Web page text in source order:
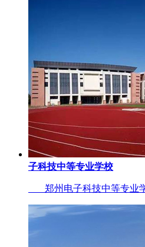
子科技中等专业学校
郑州电子科技中等专业